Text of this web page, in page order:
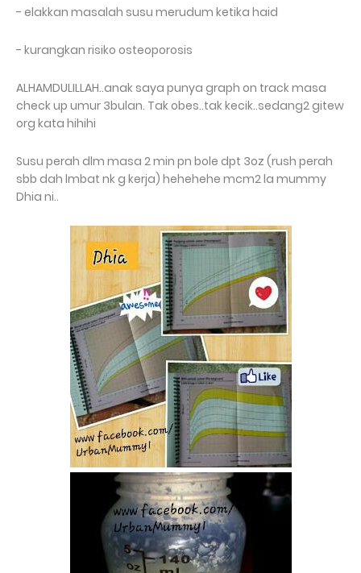
- elakkan masalah susu merudum ketika haid
- kurangkan risiko osteoporosis
ALHAMDULILLAH..anak saya punya graph on track masa
check up umur 3bulan. Tak obes..tak kecik..sedang2 gitew
org kata hihihi
Susu perah dlm masa 2 min pn bole dpt 3oz (rush perah
sbb dah lmbat nk g kerja) hehehehe mcm2 la mummy
Dhia ni..